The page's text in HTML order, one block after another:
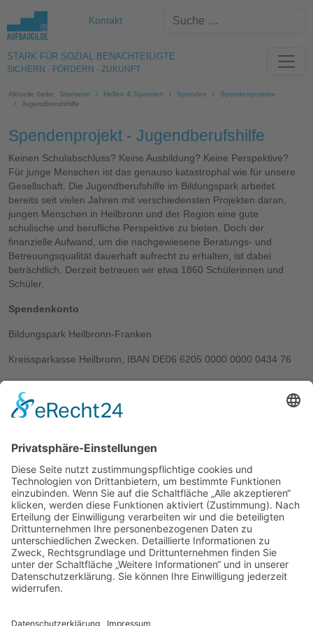
Kontakt
STARK FÜR SOZIAL BENACHTEILIGTE
SICHERN · FÖRDERN · ZUKUNFT
Aktuelle Seite: Startseite Helfen & Spenden Spenden
Spendenprojekte
Jugendberufshilfe
Spendenprojekt - Jugendberufshilfe
Keinen Schulabschluss? Keine Ausbildung? Keine Perspektive?
Für junge Menschen ist das genauso katastrophal wie für unsere
Gesellschaft. Die Jugendberufshilfe im Bildungspark arbeitet
bereits seit vielen Jahren mit verschiedensten Projekten daran,
jungen Menschen in Heilbronn und der Region eine gute
schulische und berufliche Perspektive zu bieten. Doch der
finanzielle Aufwand, um die nachgewiesene Beratungs- und
Betreuungsqualität dauerhaft aufrecht zu erhalten, ist dabei
beträchtlich. Derzeit betreuen wir etwa 1860 Schülerinnen und
Schüler.
Spendenkonto
Bildungspark Heilbronn-Franken
Kreissparkasse Heilbronn, IBAN DE06 6205 0000 0000 0434 76
Stichwort:Jugendberufshilfe
Info und Kontakt
Sandra Faber
Telefon: 07131 770 - 428
sandra.faber@aufbaugilde.de
Hans-Rießer-Str. 7
74076 Heilbronn
Weitere Links
Spendenprojekte